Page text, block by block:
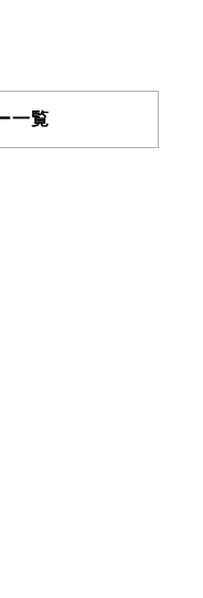
一覧